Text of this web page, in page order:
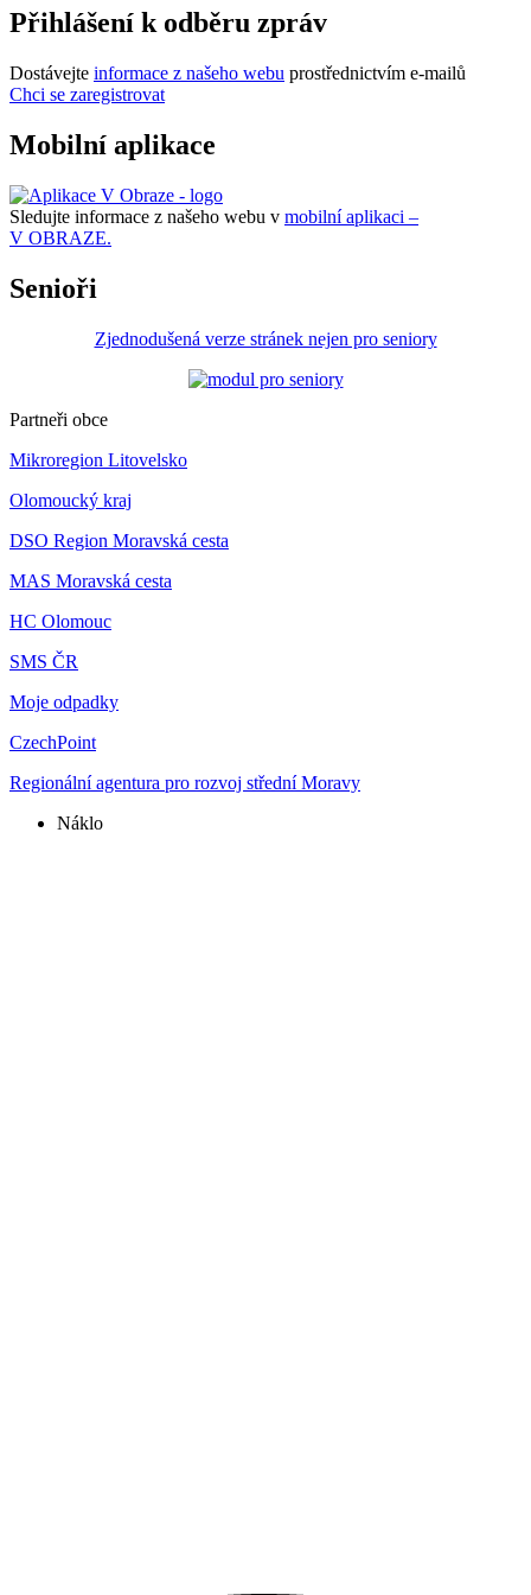
Přihlášení k odběru zpráv
Dostávejte informace z našeho webu prostřednictvím e-mailů
Chci se zaregistrovat
Mobilní aplikace
Sledujte informace z našeho webu v mobilní aplikaci –
V OBRAZE.
Senioři
Zjednodušená verze stránek nejen pro seniory
Partneři obce
Mikroregion Litovelsko
Olomoucký kraj
DSO Region Moravská cesta
MAS Moravská cesta
HC Olomouc
SMS ČR
Moje odpadky
CzechPoint
Regionální agentura pro rozvoj střední Moravy
Náklo